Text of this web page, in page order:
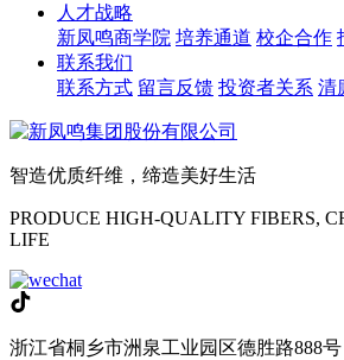
人才战略
新凤鸣商学院 培养通道 校企合作
联系我们
联系方式 留言反馈 投资者关系 清
智造优质纤维，缔造美好生活
PRODUCE HIGH-QUALITY FIBERS,
LIFE
浙江省桐乡市洲泉工业园区德胜路888号